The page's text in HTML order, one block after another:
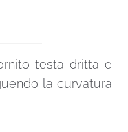
testa dritta e
la curvatura